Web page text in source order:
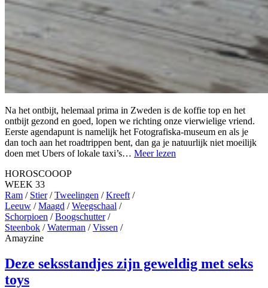
Na het ontbijt, helemaal prima in Zweden is de koffie top en het
ontbijt gezond en goed, lopen we richting onze vierwielige vriend.
Eerste agendapunt is namelijk het Fotografiska-museum en als je
dan toch aan het roadtrippen bent, dan ga je natuurlijk niet moeilijk
doen met Ubers of lokale taxi’s… Meer lezen
HOROSCOOOP
WEEK 33
Ram / Stier/Tweelingen /Kreeft /
Leeuw /Maagd /Weegschaal /
Schorpioen /Boogschutter/
Steenbok /Waterman /Vissen /
Amayzine
Deze seksstandjes zijn geweldig met seks
toys